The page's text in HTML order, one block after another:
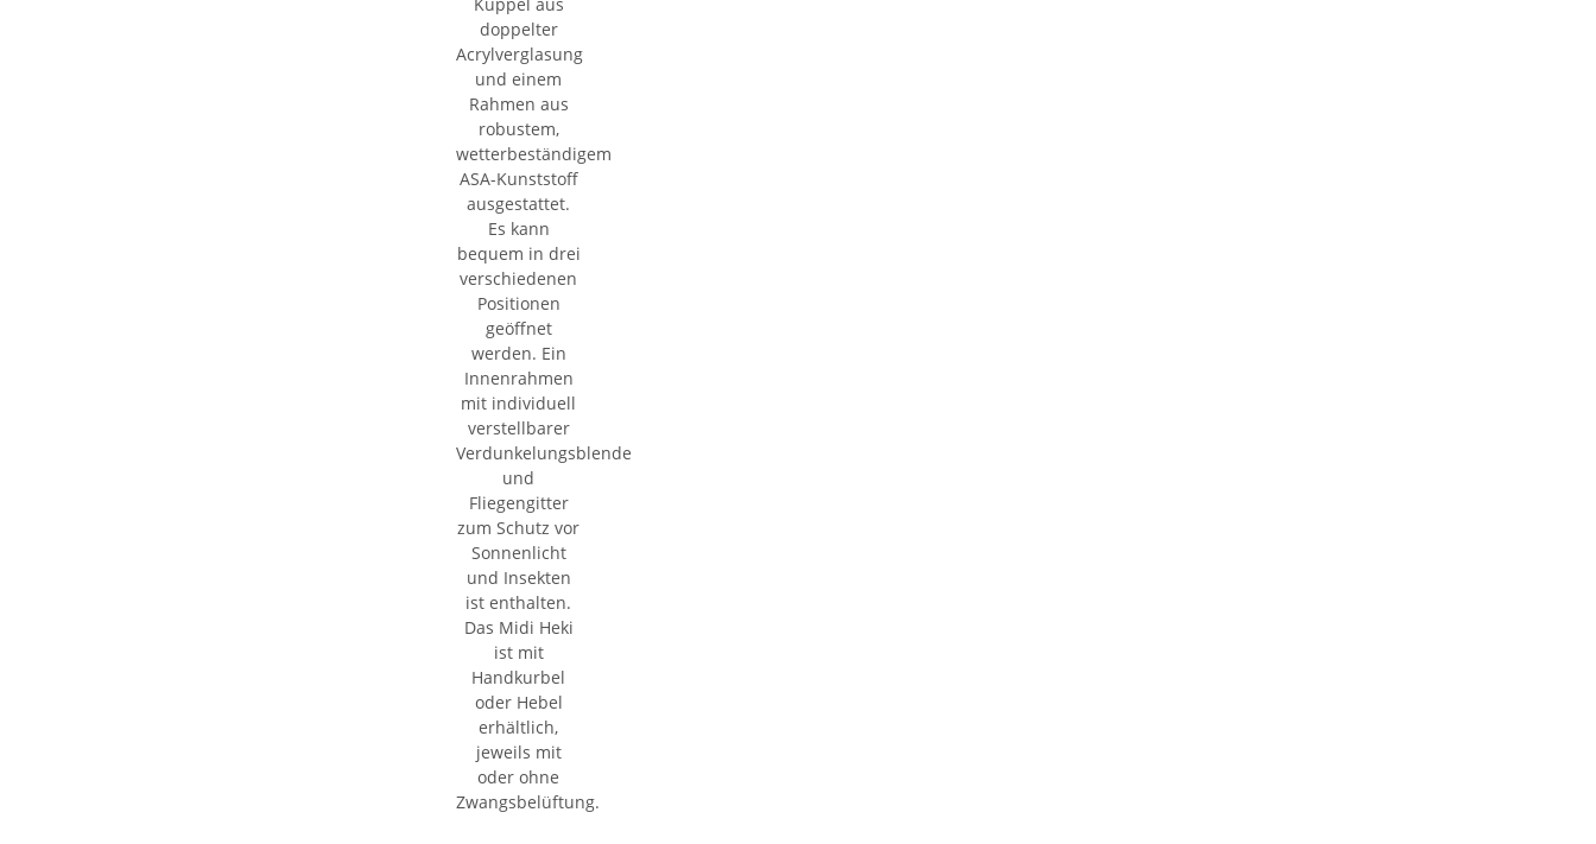
Kuppel aus
doppelter
Acrylverglasung
und einem
Rahmen aus
robustem,
wetterbeständigem
ASA-Kunststoff
ausgestattet.
Es kann
bequem in drei
verschiedenen
Positionen
geöffnet
werden. Ein
Innenrahmen
mit individuell
verstellbarer
Verdunkelungsblende
und
Fliegengitter
zum Schutz vor
Sonnenlicht
und Insekten
ist enthalten.
Das Midi Heki
ist mit
Handkurbel
oder Hebel
erhältlich,
jeweils mit
oder ohne
Zwangsbelüftung.